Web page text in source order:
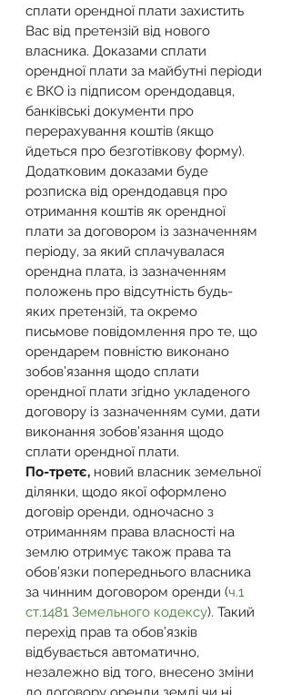
сплати орендної плати захистить
Вас від претензій від нового
власника. Доказами сплати
орендної плати за майбутні періоди
є ВКО із підписом орендодавця,
банківські документи про
перерахування коштів (якщо
йдеться про безготівкову форму).
Додатковим доказами буде
розписка від орендодавця про
отримання коштів як орендної
плати за договором із зазначенням
періоду, за який сплачувалася
орендна плата, із зазначенням
положень про відсутність будь-
яких претензій, та окремо
письмове повідомлення про те, що
орендарем повністю виконано
зобов’язання щодо сплати
орендної плати згідно укладеного
договору із зазначенням суми, дати
виконання зобов’язання щодо
сплати орендної плати.
По-третє, новий власник земельної
ділянки, щодо якої оформлено
договір оренди, одночасно з
отриманням права власності на
землю отримує також права та
обов’язки попереднього власника
за чинним договором оренди (ч.1
ст.1481 Земельного кодексу). Такий
перехід прав та обов’язків
відбувається автоматично,
незалежно від того, внесено зміни